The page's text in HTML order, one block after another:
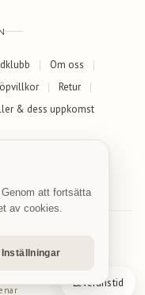
Om oss
Retur
& dess uppkomst
att fortsätta
av cookies.
Inställningar